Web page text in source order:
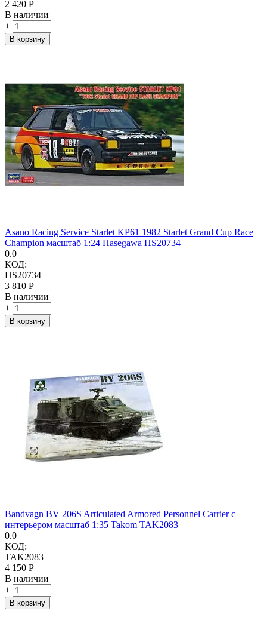
2 420 Р
В наличии
+
−
В корзину
Asano Racing Service Starlet KP61 1982 Starlet Grand Cup Race
Champion масштаб 1:24 Hasegawa HS20734
0.0
КОД:
HS20734
3 810 Р
В наличии
+
−
В корзину
Bandvagn BV 206S Articulated Armored Personnel Carrier с
интерьером масштаб 1:35 Takom TAK2083
0.0
КОД:
TAK2083
4 150 Р
В наличии
+
−
В корзину